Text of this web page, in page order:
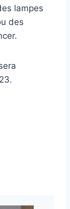
lampes
des